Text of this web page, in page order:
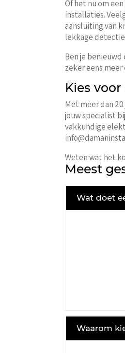
Of het nu om
installaties.
aansluiting van
lekkage
Ben je
zeker eens meer
Kies
Met meer dan
jouw specialist
vakkundige
Weten wat het
Meest
Wat doet
Waarom